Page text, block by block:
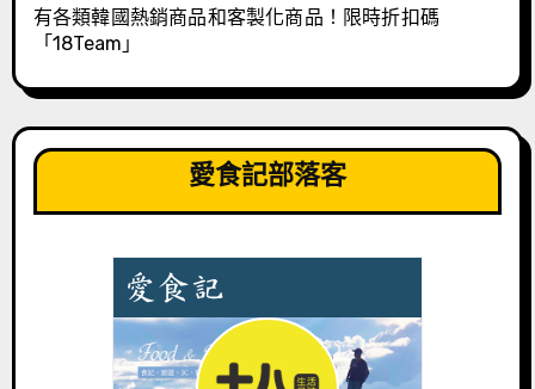
有各類韓國熱銷商品和客製化商品！限時折扣碼
「18Team」
愛食記部落客